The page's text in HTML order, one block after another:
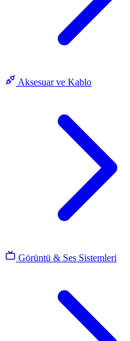
Aksesuar ve Kablo
Görüntü & Ses Sistemleri